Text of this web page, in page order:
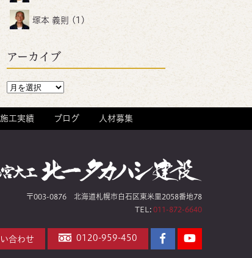
塚本 義則 (1)
アーカイブ
施工実績 ブログ 人材募集
〒003-0876 北海道札幌市白石区東米里2058番地78
TEL: 011-872-6640
合わせ 0120-959-450
Facebook
ペ
YouTube
チ